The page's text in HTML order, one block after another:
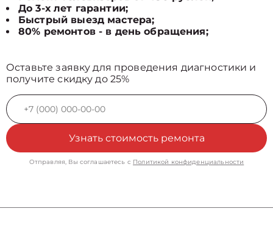
До 3-х лет гарантии;
Быстрый выезд мастера;
80% ремонтов - в день обращения;
Оставьте заявку для проведения диагностики и
получите скидку до 25%
Узнать стоимость ремонта
Отправляя, Вы соглашаетесь с Политикой конфиденциальности